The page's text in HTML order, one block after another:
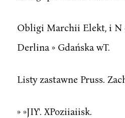
Obligi Marchii Elekt, i N
Derlina » Gdańska wT.
Listy zastawne Pruss.
» »JIY'. XPoziiaiisk.